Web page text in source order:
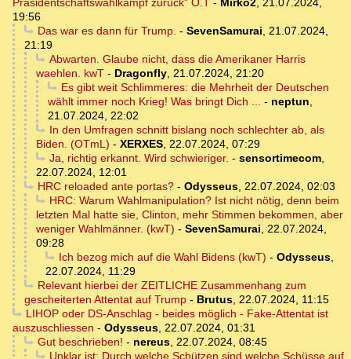
Präsidentschaftswahlkampf zurück" O.T - Mirko2, 21.07.2024,
19:56
Das war es dann für Trump. - SevenSamurai, 21.07.2024,
21:19
Abwarten. Glaube nicht, dass die Amerikaner Harris
waehlen. kwT - Dragonfly, 21.07.2024, 21:20
Es gibt weit Schlimmeres: die Mehrheit der Deutschen
wählt immer noch Krieg! Was bringt Dich ... - neptun,
21.07.2024, 22:02
In den Umfragen schnitt bislang noch schlechter ab, als
Biden. (OTmL) - XERXES, 22.07.2024, 07:29
Ja, richtig erkannt. Wird schwieriger. - sensortimecom,
22.07.2024, 12:01
HRC reloaded ante portas?- Odysseus, 22.07.2024, 02:03
HRC: Warum Wahlmanipulation? Ist nicht nötig, denn beim
letzten Mal hatte sie, Clinton, mehr Stimmen bekommen, aber
weniger Wahlmänner. (kwT) - SevenSamurai, 22.07.2024,
09:28
Ich bezog mich auf die Wahl Bidens (kwT) - Odysseus,
22.07.2024, 11:29
Relevant hierbei der ZEITLICHE Zusammenhang zum
gescheiterten Attentat auf Trump - Brutus, 22.07.2024, 11:15
LIHOP oder DS-Anschlag - beides möglich - Fake-Attentat ist
auszuschliessen - Odysseus, 22.07.2024, 01:31
Gut beschrieben! - nereus, 22.07.2024, 08:45
Unklar ist: Durch welche Schützen sind welche Schüsse auf